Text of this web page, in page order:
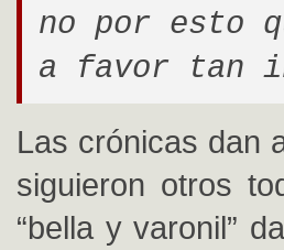
no por esto
a favor tan
Las crónicas dan
siguieron otros
“bella y varonil”